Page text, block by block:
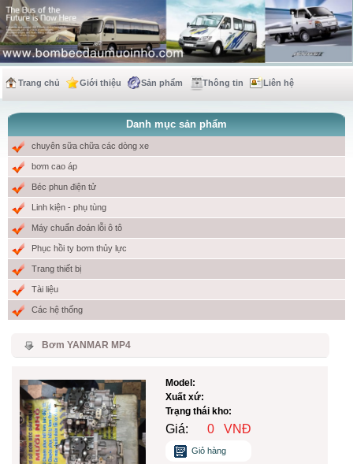
Trang chủ Giới thiệu Sản phẩm Thông tin Liên hệ
Danh mục sản phẩm
chuyên sữa chữa các dòng xe
bơm cao áp
Béc phun điện tử
Linh kiện - phụ tùng
Máy chuẩn đoán lỗi ô tô
Phục hồi ty bơm thủy lực
Trang thiết bị
Tài liệu
Các hệ thống
Bơm YANMAR MP4
Model:
Xuất xứ:
Trạng thái kho:
Giá: 0 VNĐ
Giỏ hàng